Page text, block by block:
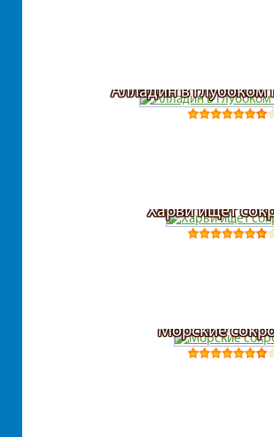
Алладин в глубоком
Харви ищет
Морские